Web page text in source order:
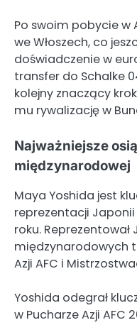
Po swoim pobycie w
we Włoszech, co
doświadczenie w
transfer do Schalke
kolejny znaczący
mu rywalizację w
Najważniejsze
międzynarodowej
Maya Yoshida jest
reprezentacji Japonii
roku.
międzynarodowych
Azji AFC i
Yoshida odegrał
w Pucharze Azji AFC